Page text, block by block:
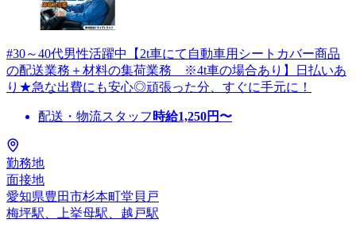
#30～40代男性活躍中【2t車にて自動車用シートカバー商品
の配送業務＋材料の集荷業務 ※4t車の場合あり】日払いあ
り★急な出費にも安心◎頑張った分、すぐに手元に！
配送・物流スタッフ 時給1,250円〜
勤務地
面接地
愛知県豊田市杉本町堂貝戸
梅坪駅、上挙母駅、越戸駅